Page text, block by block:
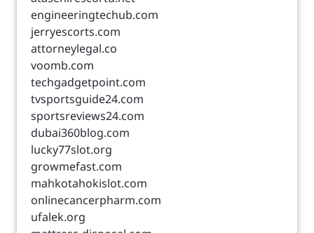
engineeringtechub.com
jerryescorts.com
attorneylegal.co
voomb.com
techgadgetpoint.com
tvsportsguide24.com
sportsreviews24.com
dubai360blog.com
lucky77slot.org
growmefast.com
mahkotahokislot.com
onlinecancerpharm.com
ufalek.org